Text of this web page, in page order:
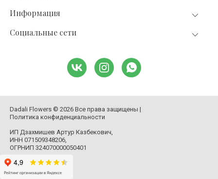
Информация
Социальные сети
Dadali Flowers © 2026 Все права защищены |
Политика конфиденциальности
ИП Дзахмишев Артур Казбекович,
ИНН 071509348206,
ОГРНИП 324070000050401